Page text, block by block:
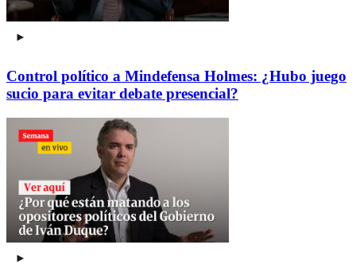
Control político a Mindefensa Holmes: ¿Hubo juego
sucio para evitar debate presencial?